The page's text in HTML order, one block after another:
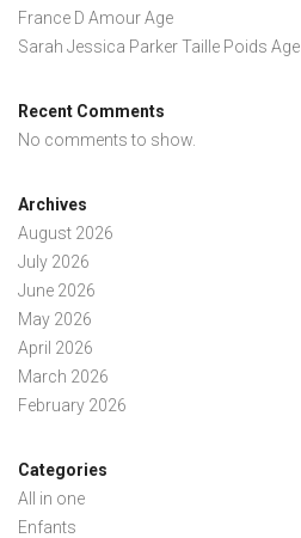
France D Amour Age
Sarah Jessica Parker Taille Poids Age
Recent Comments
No comments to show.
Archives
August 2026
July 2026
June 2026
May 2026
April 2026
March 2026
February 2026
Categories
All in one
Enfants